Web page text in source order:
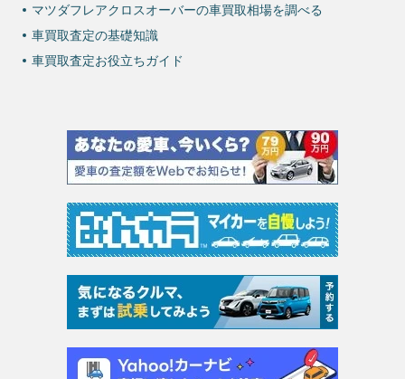
マツダフレアクロスオーバーの車買取相場を調べる
車買取査定の基礎知識
車買取査定お役立ちガイド